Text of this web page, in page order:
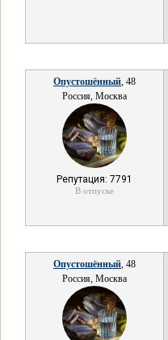
Опустошённый, 48
Россия, Москва
Репутация: 7791
В отпуске
Опустошённый, 48
Россия, Москва